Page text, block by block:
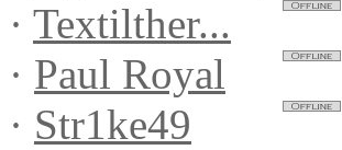
· Textilther...
· Paul Royal
· Str1ke49